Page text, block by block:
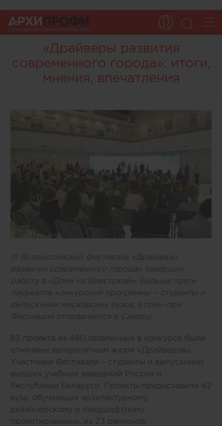
«Драйверы развития
современного города»: итоги,
мнения, впечатления
III Всероссийский фестиваль «Драйверы
развития современного города» завершил
работу в «Доме на Брестской». Больше трети
лауреатов конкурсной программы – студенты и
выпускники московских вузов, а гран-при
Фестиваля отправляется в Самару.
83 проекта из 460 заявленных в конкурсе были
отмечены авторитетным жюри «Драйверов».
Участники Фестиваля – студенты и выпускники
высших учебных заведений России и
Республики Беларуси. Проекты предоставили 42
вуза, обучающих архитектурному,
дизайнерскому и ландшафтному
проектированию, из 23 регионов.